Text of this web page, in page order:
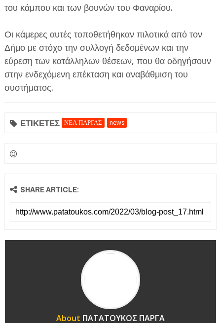
του κάμπου και των βουνών του Φαναρίου.
Οι κάμερες αυτές τοποθετήθηκαν πιλοτικά από τον
Δήμο με στόχο την συλλογή δεδομένων και την
εύρεση των κατάλληλων θέσεων, που θα οδηγήσουν
στην ενδεχόμενη επέκταση και αναβάθμιση του
συστήματος.
ΕΤΙΚΕΤΕΣ ΝΕΑ ΠΑΡΓΑΣ news
SHARE ARTICLE:
About ΠΑΤΑΤΟΥΚΟΣ ΠΑΡΓΑ